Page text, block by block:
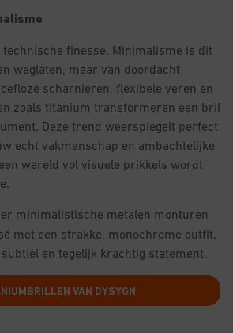
finesse. Minimalisme is dit
weglaten, maar van doordacht
scharnieren, flexibele veren en
zoals titanium transformeren een bril
Deze trend weerspiegelt perfect
echt vakmanschap en ambachtelijke
wereld vol visuele prikkels wordt
minimalistische metalen monturen
met een strakke, monochrome outfit.
en tegelijk krachtig statement.
VAN DYSYGN